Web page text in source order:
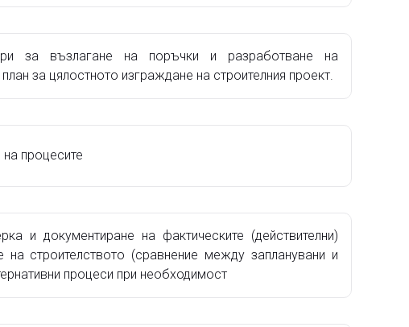
за възлагане на поръчки и разработване на
за цялостното изграждане на строителния проект.
процесите
и документиране на фактическите (действителни)
строителството (сравнение между запланувани и
процеси при необходимост